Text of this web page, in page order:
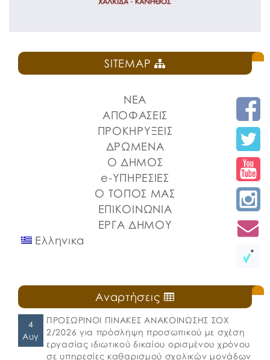
SITEMAP
ΝΕΑ
ΑΠΟΦΑΣΕΙΣ
ΠΡΟΚΗΡΥΞΕΙΣ
ΔΡΩΜΕΝΑ
Ο ΔΗΜΟΣ
e-ΥΠΗΡΕΣΙΕΣ
Ο ΤΟΠΟΣ ΜΑΣ
ΕΠΙΚΟΙΝΩΝΙΑ
ΕΡΓΑ ΔΗΜΟΥ
Ελληνικα
Αναρτήσεις
4
Αυγ
ΠΡΟΣΩΡΙΝΟΙ ΠΙΝΑΚΕΣ ΑΝΑΚΟΙΝΩΣΗΣ ΣΟΧ
2/2026 για πρόσληψη προσωπικού με σχέση
εργασίας ιδιωτικού δικαίου ορισμένου χρόνου
σε υπηρεσίες καθαρισμού σχολικών μονάδων